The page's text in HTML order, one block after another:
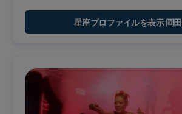
星座プロファイルを表示 岡